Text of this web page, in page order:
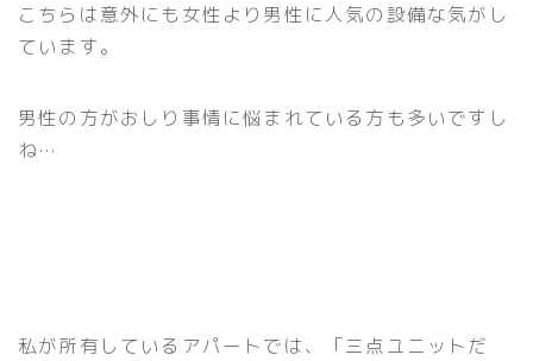
こちらは意外にも女性より男性に人気の設備な気がし
ています。
男性の方がおしり事情に悩まれている方も多いですし
ね…
私が所有しているアパートでは、「三点ユニットだ